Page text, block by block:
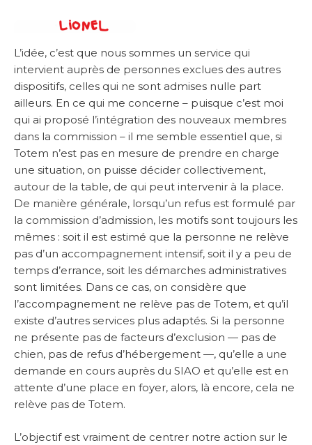
L’idée, c’est que nous sommes un service qui
intervient auprès de personnes exclues des autres
dispositifs, celles qui ne sont admises nulle part
ailleurs. En ce qui me concerne – puisque c’est moi
qui ai proposé l’intégration des nouveaux membres
dans la commission – il me semble essentiel que, si
Totem n’est pas en mesure de prendre en charge
une situation, on puisse décider collectivement,
autour de la table, de qui peut intervenir à la place.
De manière générale, lorsqu’un refus est formulé par
la commission d’admission, les motifs sont toujours les
mêmes : soit il est estimé que la personne ne relève
pas d’un accompagnement intensif, soit il y a peu de
temps d’errance, soit les démarches administratives
sont limitées. Dans ce cas, on considère que
l’accompagnement ne relève pas de Totem, et qu’il
existe d’autres services plus adaptés. Si la personne
ne présente pas de facteurs d’exclusion — pas de
chien, pas de refus d’hébergement —, qu’elle a une
demande en cours auprès du SIAO et qu’elle est en
attente d’une place en foyer, alors, là encore, cela ne
relève pas de Totem.
L’objectif est vraiment de centrer notre action sur le